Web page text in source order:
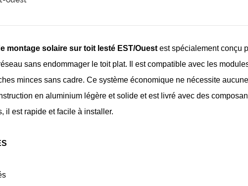
montage solaire sur toit lesté EST/Ouest est spécialement conçu
sans endommager le toit plat. Il est compatible avec les
minces sans cadre. Ce système économique ne nécessite
en aluminium légère et solide et est livré avec des
il est rapide et facile à installer.